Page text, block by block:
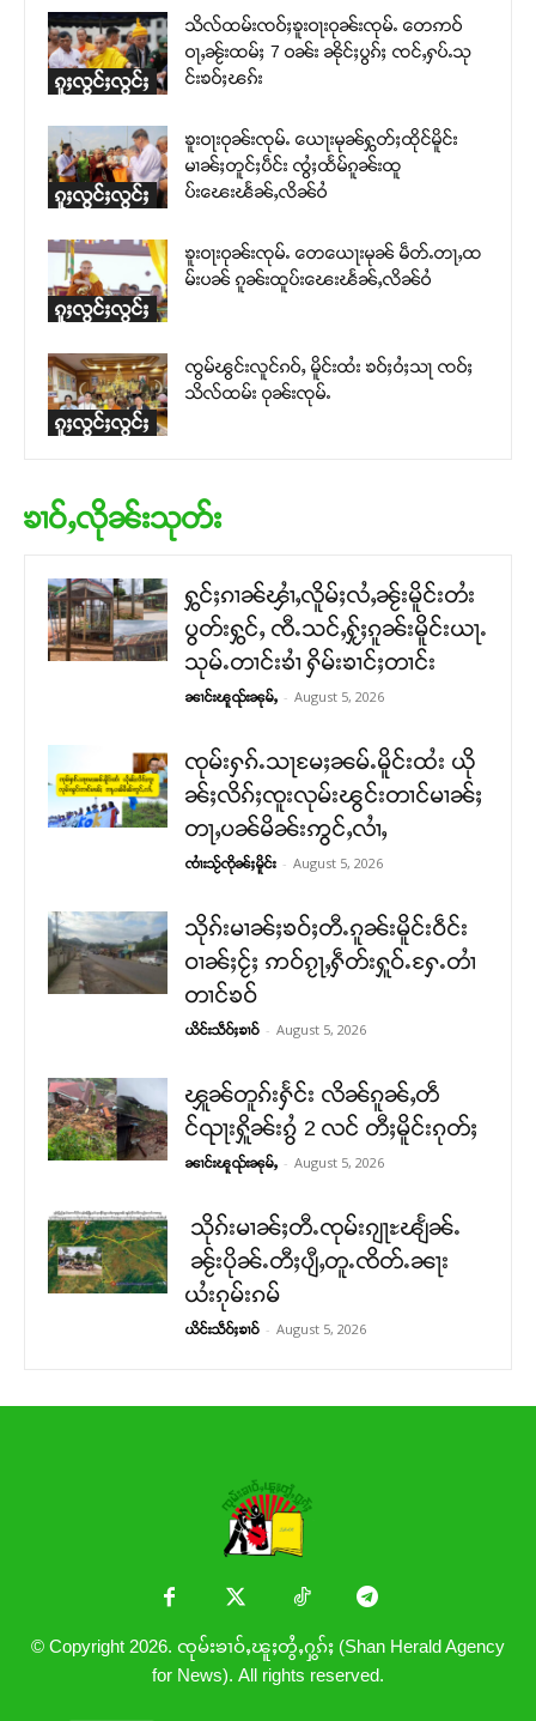
ၵူႈလွင်ႈလွင်ႈ
သိလ်ထမ်းၸဝ်ႈၶူးဝႃးဝုၼ်းၸုမ်ႉ တေဢဝ်
ဝႃႇၼႂ်းထမ်ႈ 7 ဝၼ်း ၼိုင်ႈပွၵ်ႈ ၸင်ႇႁပ်ႉသု
င်းၶဝ်ႈၽၵ်း
ၵူႈလွင်ႈလွင်ႈ
ၶူးဝႃးဝုၼ်းၸုမ်ႉ ယေႃးမုၼ်ႁွတ်ႈထိုင်မိူင်း
မၢၼ်ႈတူင်ႈပဵင်း ၸွႆႈထႅမ်ၵူၼ်းထူ
ပ်းၽေးၽႅၼ်ႇလိၼ်ဝႆ
ၵူႈလွင်ႈလွင်ႈ
ၶူးဝႃးဝုၼ်းၸုမ်ႉ တေယေႃးမုၼ် မဵတ်ႉတႃႇထ
မ်းပၼ် ၵူၼ်းထူပ်းၽေးၽႅၼ်ႇလိၼ်ဝႆ
ၵူႈလွင်ႈလွင်ႈ
ၸွမ်ၽွင်းလူင်ၵဝ်ႇ မိူင်းထႆး ၶဝ်ႈဝႆႈသႃ ၸဝ်ႈ
သိလ်ထမ်း ဝုၼ်းၸုမ်ႉ
ၶၢဝ်ႇလိုၼ်းသုတ်း
ႁွင်ႈၵၢၼ်ၾၢႆႇလိူမ်ႈလႆႇၼႂ်းမိူင်းတႆး
ပွတ်းႁွင်ႇ ၸီႉသင်ႇႁႂ်ႈၵူၼ်းမိူင်းယႃႉ
သုမ်ႉတၢင်းၶၢႆ ႁိမ်းၶၢင်ႈတၢင်း
ၼၢင်းၽူၺ်းၼုမ်ႇ - August 5, 2026
ၸုမ်းႁၵ်ႉသႃမႄႈၼမ်ႉမိူင်းထႆး ယို
ၼ်ႈလိၵ်ႈၸူးလုမ်းၽွင်းတၢင်မၢၼ်ႈ
တႃႇပၼ်မိၼ်းဢွင်ႇလၢႆႇ
ၸၢႆးသႂ်ၸိုၼ်ႈမိူင်း - August 5, 2026
သိုၵ်းမၢၼ်ႈၶဝ်ႈတီႉၵူၼ်းမိူင်းဝဵင်း
ဝၢၼ်ႈငႂ်ႈ ဢဝ်ၵႂႃႇႁဵတ်းႁူဝ်ႉႁႄႉတၢႆ
တၢင်ၶဝ်
ယိင်းသဵဝ်ႈၶၢဝ် - August 5, 2026
ၾူၼ်တူၵ်းႁႅင်း လိၼ်ၵူၼ်ႇတဵ
င်ၺႃးႁိူၼ်းၵွႆ 2 လင် တီႈမိူင်းၵုတ်ႈ
ၼၢင်းၽူၺ်းၼုမ်ႇ - August 5, 2026
သိုၵ်းမၢၼ်ႈတီႉၸုမ်းၵျႃႊၽျႅၼ်ႉ
ၼႂ်းပိုၼ်ႉတီႈပျီႇတူႉၸိတ်ႉၼႃး
ယႆးၵုမ်းၵမ်
ယိင်းသဵဝ်ႈၶၢဝ် - August 5, 2026
© Copyright 2026. ၸုမ်းၶၢဝ်ႇၽူႈတွႆႇႁွၵ်ႈ (Shan Herald Agency
for News). All rights reserved.